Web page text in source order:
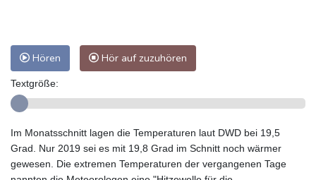
Hören Hör auf zuzuhören
Textgröße:
Im Monatsschnitt lagen die Temperaturen laut DWD bei 19,5
Grad. Nur 2019 sei es mit 19,8 Grad im Schnitt noch wärmer
gewesen. Die extremen Temperaturen der vergangenen Tage